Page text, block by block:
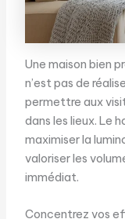
Une maison bien
n’est pas de
permettre aux
dans les lieux. Le
maximiser la
valoriser les
immédiat.
Concentrez vos